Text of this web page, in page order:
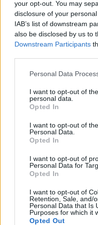
your opt-out. You may
disclosure of your
IAB’s list of downstream
also be disclosed by us to
Downstream Participants
Personal Data
I want to opt-out of
personal data.
Opted In
I want to opt-out of
Personal Data.
Opted In
I want to opt-out of
Personal Data for
Opted In
I want to opt-out of
Retention, Sale, and/
Personal Data that Is
Purposes for which it
Opted Out
να
8
Δημοφιλή αυτή